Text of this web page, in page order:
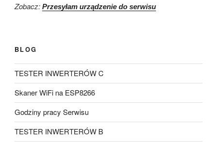
Zobacz: Przesyłam urządzenie do serwisu
BLOG
TESTER INWERTERÓW C
Skaner WiFi na ESP8266
Godziny pracy Serwisu
TESTER INWERTERÓW B